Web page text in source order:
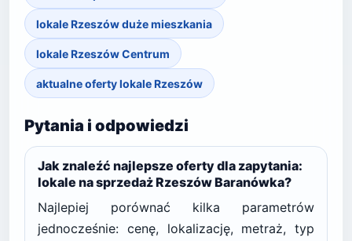
lokale Rzeszów duże mieszkania
lokale Rzeszów Centrum
aktualne oferty lokale Rzeszów
Pytania i odpowiedzi
Jak znaleźć najlepsze oferty dla zapytania:
lokale na sprzedaż Rzeszów Baranówka?
Najlepiej porównać kilka parametrów
jednocześnie: cenę, lokalizację, metraż, typ